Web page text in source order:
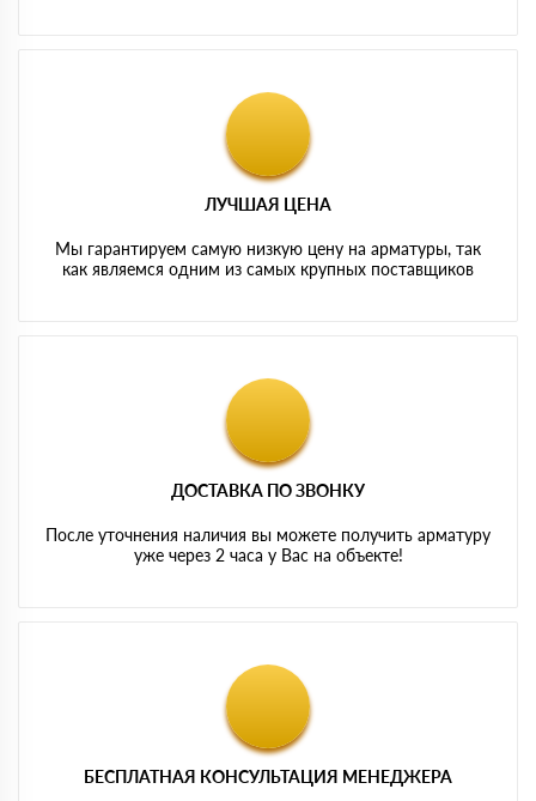
ЛУЧШАЯ ЦЕНА
Мы гарантируем самую низкую цену на арматуры, так
как являемся одним из самых крупных поставщиков
ДОСТАВКА ПО ЗВОНКУ
После уточнения наличия вы можете получить арматуру
уже через 2 часа у Вас на объекте!
БЕСПЛАТНАЯ КОНСУЛЬТАЦИЯ МЕНЕДЖЕРА